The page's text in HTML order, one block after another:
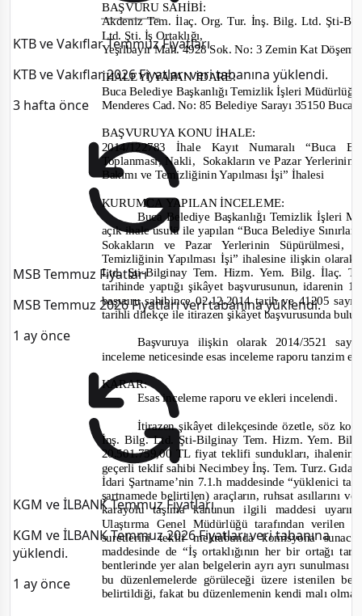
KTB ve Vakıflar Temmuz Fiyatları
KTB ve Vakıflar 2026 Fiyatları veri tabanına yüklendi.
3 hafta önce
MSB Temmuz Fiyatları
MSB Temmuz 2026 Fiyatları veri tabanına yüklendi.
1 ay önce
KGM ve İLBANK Temmuz Fiyatları
KGM ve İLBANK Temmuz 2026 Fiyatları veri tabanına
yüklendi.
1 ay önce
BAŞVURU SAHİBİ:
Akdeniz Tem. İlaç. Org. Tur. İnş. Bilg. Ltd. Şti-
Ltd. Şti. İş Ortaklığı,
Yeşilbayır Mah. 4928 Sok. No: 3 Zemin Kat
İHALEYİ YAPAN İDARE:
Buca Belediye Başkanlığı Temizlik İşleri
Menderes Cad. No: 85 Belediye Sarayı 35150
BAŞVURUYA KONU İHALE:
2014/122783 İhale Kayıt Numaralı “Buca
Toplanması, Nakli,
Sokakların ve Pazar
Bakımı ve Temizliğinin Yapılması İşi” İhalesi
KURUMCA YAPILAN İNCELEME:
Buca Belediye Başkanlığı Temizlik İşleri
açık ihale usulü ile yapılan “Buca Belediye
Sokakların ve Pazar Yerlerinin Süpürülmesi,
Temizliğinin Yapılması İşi” ihalesine ilişkin
Ltd. Şti-Bilginay Tem. Hizm. Yem. Bilg. İlaç.
tarihinde yaptığı şikâyet başvurusunun, idarenin
başvuru sahibince 02.12.2014 tarih ve 41205
tarihli dilekçe ile itirazen şikâyet başvurusunda
Başvuruya ilişkin olarak 2014/3521
inceleme neticesinde esas inceleme raporu tanzim
KARAR:
Esas inceleme raporu ve ekleri incelendi.
İtirazen şikâyet dilekçesinde özetle, söz
İnş. Bilg. Ltd. Şti-Bilginay Tem. Hizm. Yem.
20.501.759,00 TL fiyat teklifi sundukları,
geçerli teklif sahibi Necimbey İnş. Tem. Turz. Gıda
İdari Şartname’nin 7.1.h maddesinde“yüklenici
şartnamede belirtilen) araçların, ruhsat asıllarını
karayolu taşıma kanunun ilgili maddesi
Ulaştırma Genel Müdürlüğü tarafından
suretlerini teklif mektubunda komisyona
maddesinde de “İş ortaklığının her bir ortağı
bentlerinde yer alan belgelerin ayrı ayrı sunulması
bu düzenlemelerde görüleceği üzere istenilen
belirtildiği, fakat bu düzenlemenin kendi malı